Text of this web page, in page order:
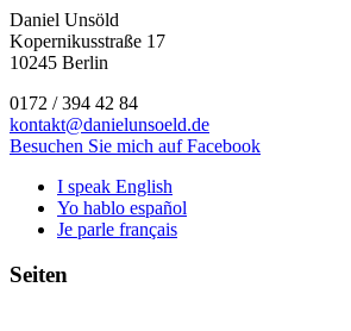
Daniel Unsöld
Kopernikusstraße 17
10245 Berlin
0172 / 394 42 84
kontakt@danielunsoeld.de
Besuchen Sie mich auf Facebook
I speak English
Yo hablo español
Je parle français
Seiten